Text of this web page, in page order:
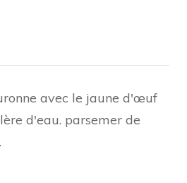
avec le jaune d'œuf
d'eau. parsemer de